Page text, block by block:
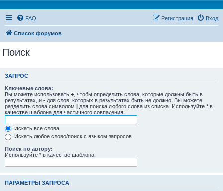
FAQ Вход
Регистрация
Список форумов
Поиск
ЗАПРОС
Ключевые слова:
Вы можете использовать + , чтобы определить слова, которые должны быть в
результатах, и - для слов, которых в результатах быть не должно. Вы можете
разделить слова символом | для поиска любого слова из списка. Используйте * в
качестве шаблона для частичного совпадения.
Искать все слова
Искать любое слово/поиск с языком запросов
Поиск по автору:
Используйте * в качестве шаблона.
ПАРАМЕТРЫ ЗАПРОСА